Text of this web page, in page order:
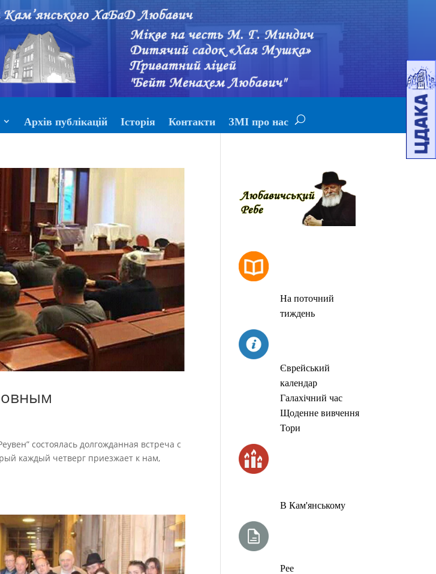
Архів публікацій Історія Контакти ЗМІ про нас
состоялась долгожданная встреча с
каждый четверг приезжает к нам,
На поточний
тиждень
Єврейський
календар
Галахічний час
Щоденне вивчення
Тори
В Кам'янському
Рее